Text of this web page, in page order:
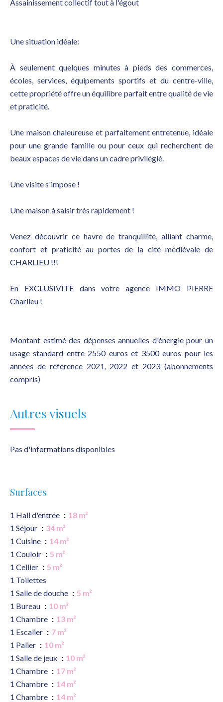
Assainissement collectif tout à l'égout
Une situation idéale:
À seulement quelques minutes à pieds des commerces,
écoles, services, équipements sportifs et du centre-ville,
cette propriété offre un équilibre parfait entre qualité de vie
et praticité.
Une maison chaleureuse et parfaitement entretenue, idéale
pour une grande famille ou pour ceux qui recherchent de
beaux espaces de vie dans un cadre privilégié.
Une visite s'impose !
Une maison à saisir très rapidement !
Venez découvrir ce havre de tranquillité, alliant charme,
confort et praticité au portes de la cité médiévale de
CHARLIEU !!!
En EXCLUSIVITE dans votre agence IMMO PIERRE
Charlieu !
Montant estimé des dépenses annuelles d'énergie pour un
usage standard entre 2550 euros et 3500 euros pour les
années de référence 2021, 2022 et 2023 (abonnements
compris)
Autres visuels
Pas d'informations disponibles
Surfaces
1 Hall d'entrée
18 m²
1 Séjour
34 m²
1 Cuisine
14 m²
1 Couloir
5 m²
1 Cellier
5 m²
1 Toilettes
1 Salle de douche
5 m²
1 Bureau
10 m²
1 Chambre
13 m²
1 Escalier
7 m²
1 Palier
10 m²
1 Salle de jeux
10 m²
1 Chambre
17 m²
1 Chambre
14 m²
1 Chambre
14 m²